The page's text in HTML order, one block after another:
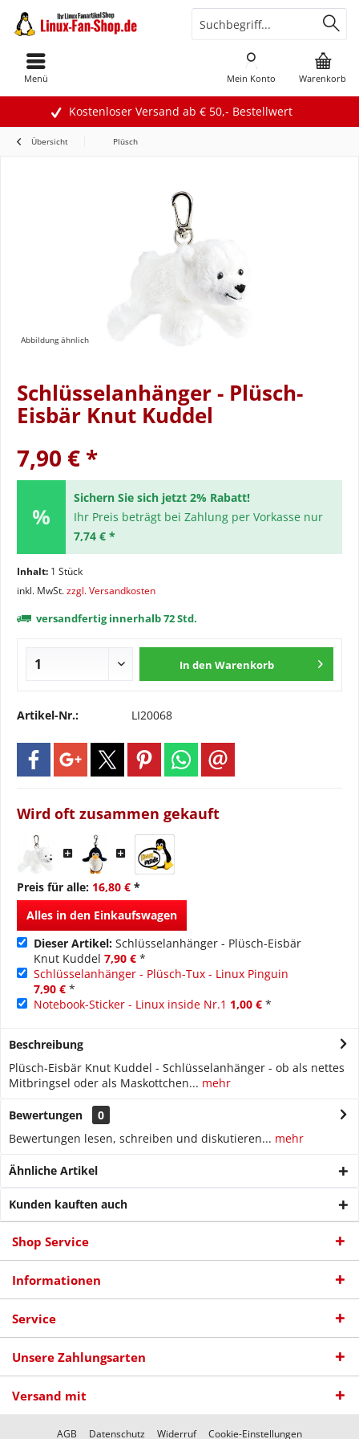
Kostenloser Versand ab € 50,- Bestellwert
Warenkorb
Mein Konto
Menü
Übersicht Plüsch
Abbildung ähnlich
Schlüsselanhänger - Plüsch-
Eisbär Knut Kuddel
7,90 € *
Sichern Sie sich jetzt 2% Rabatt!
Ihr Preis beträgt bei Zahlung per Vorkasse nur
7,74 € *
Inhalt: 1 Stück
inkl. MwSt.zzgl. Versandkosten
versandfertig innerhalb 72 Std.
In den Warenkorb
Artikel-Nr.: LI20068
Wird oft zusammen gekauft
Preis für alle: 16,80 € *
Alles in den Einkaufswagen
Dieser Artikel: Schlüsselanhänger - Plüsch-Eisbär
Knut Kuddel 7,90 € *
Schlüsselanhänger - Plüsch-Tux - Linux Pinguin
7,90 € *
Notebook-Sticker - Linux inside Nr.1 1,00 € *
Beschreibung
Plüsch-Eisbär Knut Kuddel - Schlüsselanhänger - ob als nettes
Mitbringsel oder als Maskottchen... mehr
Bewertungen
0
Bewertungen lesen, schreiben und diskutieren... mehr
Ähnliche Artikel
Kunden kauften auch
Shop Service
Informationen
Service
Unsere Zahlungsarten
Versand mit
AGB Datenschutz Widerruf Cookie-Einstellungen